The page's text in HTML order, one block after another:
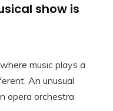
show is
music plays a
An unusual
opera orchestra